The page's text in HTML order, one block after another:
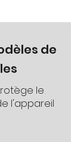
de
le
l'appareil